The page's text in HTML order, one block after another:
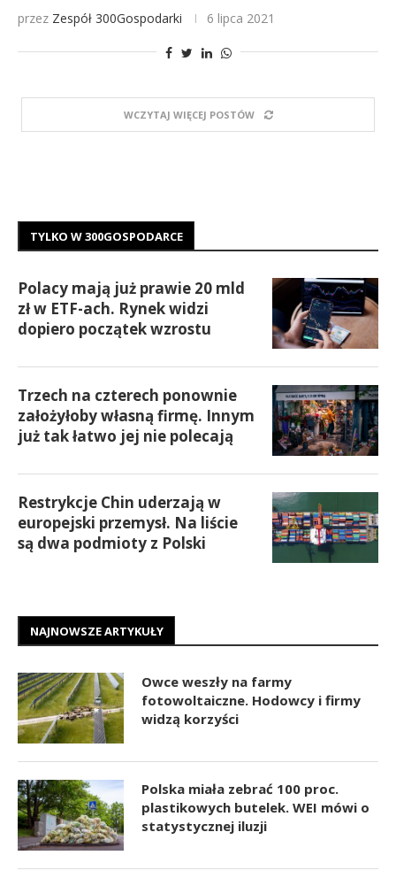
przez Zespół 300Gospodarki 6 lipca 2021
WCZYTAJ WIĘCEJ POSTÓW
TYLKO W 300GOSPODARCE
Polacy mają już prawie 20 mld
zł w ETF-ach. Rynek widzi
dopiero początek wzrostu
Trzech na czterech ponownie
założyłoby własną firmę. Innym
już tak łatwo jej nie polecają
Restrykcje Chin uderzają w
europejski przemysł. Na liście
są dwa podmioty z Polski
NAJNOWSZE ARTYKUŁY
Owce weszły na farmy
fotowoltaiczne. Hodowcy i firmy
widzą korzyści
Polska miała zebrać 100 proc.
plastikowych butelek. WEI mówi o
statystycznej iluzji